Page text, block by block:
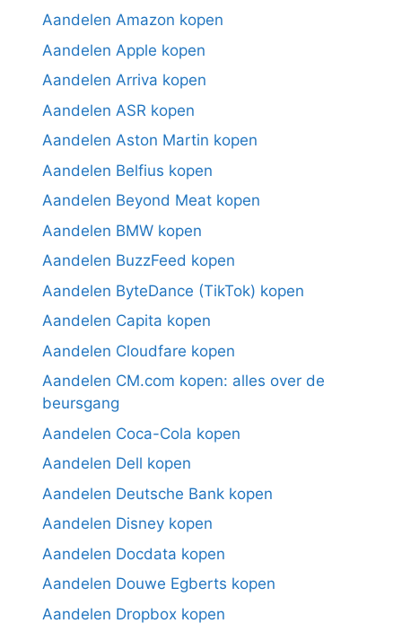
Aandelen Amazon kopen
Aandelen Apple kopen
Aandelen Arriva kopen
Aandelen ASR kopen
Aandelen Aston Martin kopen
Aandelen Belfius kopen
Aandelen Beyond Meat kopen
Aandelen BMW kopen
Aandelen BuzzFeed kopen
Aandelen ByteDance (TikTok) kopen
Aandelen Capita kopen
Aandelen Cloudfare kopen
Aandelen CM.com kopen: alles over de
beursgang
Aandelen Coca-Cola kopen
Aandelen Dell kopen
Aandelen Deutsche Bank kopen
Aandelen Disney kopen
Aandelen Docdata kopen
Aandelen Douwe Egberts kopen
Aandelen Dropbox kopen